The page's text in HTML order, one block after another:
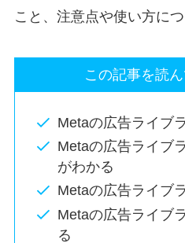
こと、注意点や使い方に
この記事を読
Metaの広告ライブ
Metaの広告ライブ
がわかる
Metaの広告ライブ
Metaの広告ライブ
る